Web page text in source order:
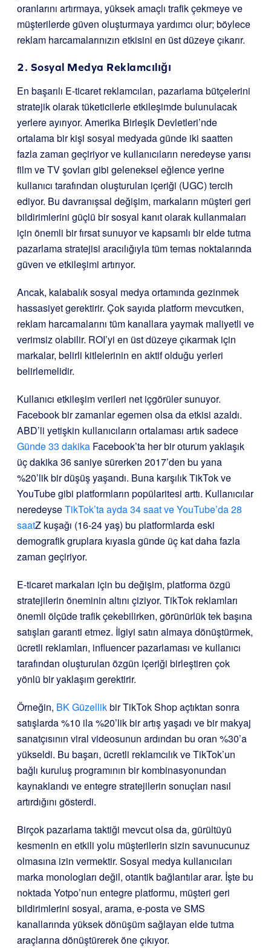
oranlarını artırmaya, yüksek amaçlı trafik çekmeye ve
müşterilerde güven oluşturmaya yardımcı olur; böylece
reklam harcamalarınızın etkisini en üst düzeye çıkarır.
2. Sosyal Medya Reklamcılığı
En başarılı E-ticaret reklamcıları, pazarlama bütçelerini
stratejik olarak tüketicilerle etkileşimde bulunulacak
yerlere ayırıyor. Amerika Birleşik Devletleri’nde
ortalama bir kişi sosyal medyada günde iki saatten
fazla zaman geçiriyor ve kullanıcıların neredeyse yarısı
film ve TV şovları gibi geleneksel eğlence yerine
kullanıcı tarafından oluşturulan içeriği (UGC) tercih
ediyor. Bu davranışsal değişim, markaların müşteri geri
bildirimlerini güçlü bir sosyal kanıt olarak kullanmaları
için önemli bir fırsat sunuyor ve kapsamlı bir elde tutma
pazarlama stratejisi aracılığıyla tüm temas noktalarında
güven ve etkileşimi artırıyor.
Ancak, kalabalık sosyal medya ortamında gezinmek
hassasiyet gerektirir. Çok sayıda platform mevcutken,
reklam harcamalarını tüm kanallara yaymak maliyetli ve
verimsiz olabilir. ROI’yi en üst düzeye çıkarmak için
markalar, belirli kitlelerinin en aktif olduğu yerleri
belirlemelidir.
Kullanıcı etkileşim verileri net içgörüler sunuyor.
Facebook bir zamanlar egemen olsa da etkisi azaldı.
ABD’li yetişkin kullanıcıların ortalaması artık sadece
Günde 33 dakika Facebook’ta her bir oturum yaklaşık
üç dakika 36 saniye sürerken 2017’den bu yana
%20’lik bir düşüş yaşandı. Buna karşılık TikTok ve
YouTube gibi platformların popülaritesi arttı. Kullanıcılar
neredeyseTikTok’ta ayda 34 saat ve YouTube’da 28
saatZ kuşağı (16-24 yaş) bu platformlarda eski
demografik gruplara kıyasla günde üç kat daha fazla
zaman geçiriyor.
E-ticaret markaları için bu değişim, platforma özgü
stratejilerin öneminin altını çiziyor. TikTok reklamları
önemli ölçüde trafik çekebilirken, görünürlük tek başına
satışları garanti etmez. İlgiyi satın almaya dönüştürmek,
ücretli reklamları, influencer pazarlaması ve kullanıcı
tarafından oluşturulan özgün içeriği birleştiren çok
yönlü bir yaklaşım gerektirir.
Örneğin, BK Güzellikbir TikTok Shop açtıktan sonra
satışlarda %10 ila %20’lik bir artış yaşadı ve bir makyaj
sanatçısının viral videosunun ardından bu oran %30’a
yükseldi. Bu başarı, ücretli reklamcılık ve TikTok’un
bağlı kuruluş programının bir kombinasyonundan
kaynaklandı ve entegre stratejilerin sonuçları nasıl
artırdığını gösterdi.
Birçok pazarlama taktiği mevcut olsa da, gürültüyü
kesmenin en etkili yolu müşterilerin sizin savunucunuz
olmasına izin vermektir. Sosyal medya kullanıcıları
marka monologları değil, otantik bağlantılar arar. İşte bu
noktada Yotpo’nun entegre platformu, müşteri geri
bildirimlerini sosyal, arama, e-posta ve SMS
kanallarında yüksek dönüşüm sağlayan elde tutma
araçlarına dönüştürerek öne çıkıyor.